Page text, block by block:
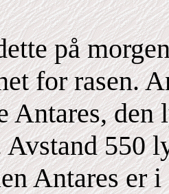
på
for rasen.
Antares, den
550
Antares er